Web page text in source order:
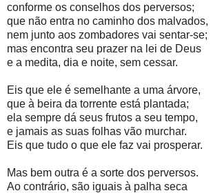
conforme os conselhos dos perversos;
que não entra no caminho dos malvados,
nem junto aos zombadores vai sentar-se;
mas encontra seu prazer na lei de Deus
e a medita, dia e noite, sem cessar.
Eis que ele é semelhante a uma árvore,
que à beira da torrente está plantada;
ela sempre dá seus frutos a seu tempo,
e jamais as suas folhas vão murchar.
Eis que tudo o que ele faz vai prosperar.
Mas bem outra é a sorte dos perversos.
Ao contrário, são iguais à palha seca